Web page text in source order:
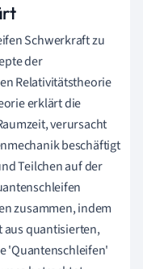
Schwerkraft zu
der
Relativitätstheorie
erklärt die
verursacht
beschäftigt
Teilchen auf der
zusammen, indem
aus quantisierten,
'Quantenschleifen'